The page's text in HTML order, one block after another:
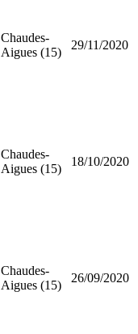
Chaudes-
Aigues (15)
29/11/2020
Chaudes-
Aigues (15)
18/10/2020
Chaudes-
Aigues (15)
26/09/2020